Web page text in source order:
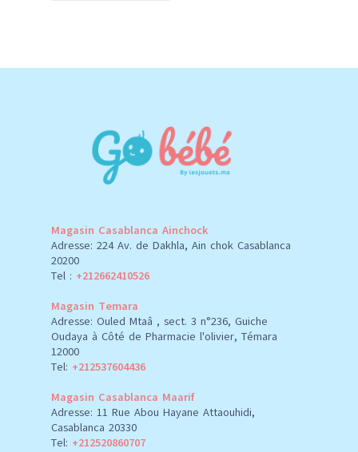
Magasin Casablanca Ainchock
Adresse: 224 Av. de Dakhla, Ain chok Casablanca
20200
Tel : +212662410526
Magasin Temara
Adresse: Ouled Mtaâ , sect. 3 n°236, Guiche
Oudaya à Côté de Pharmacie l'olivier, Témara
12000
Tel: +212537604436
Magasin Casablanca Maarif
Adresse: 11 Rue Abou Hayane Attaouhidi,
Casablanca 20330
Tel: +212520860707